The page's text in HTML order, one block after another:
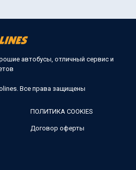
автобусы, отличный сервис и
Все права защищены
ПОЛИТИКА COOKIES
Договор оферты